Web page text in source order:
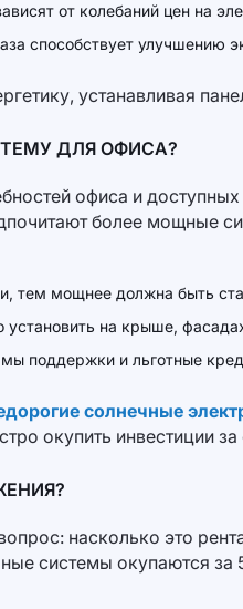
от колебаний цен на
способствует улучшению
устанавливая
ДЛЯ ОФИСА?
офиса и
более мощные
тем мощнее должна быть
установить на крыше,
поддержки и льготные
солнечные
окупить инвестиции
насколько это
системы окупаются за